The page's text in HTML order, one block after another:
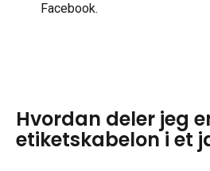
Facebook.
Hvordan deler jeg
etiketskabelon i et